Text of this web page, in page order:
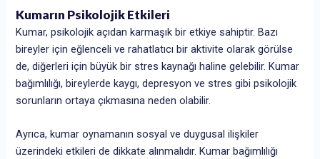
Kumarın Psikolojik Etkileri
Kumar, psikolojik açıdan karmaşık bir etkiye sahiptir. Bazı
bireyler için eğlenceli ve rahatlatıcı bir aktivite olarak görülse
de, diğerleri için büyük bir stres kaynağı haline gelebilir. Kumar
bağımlılığı, bireylerde kaygı, depresyon ve stres gibi psikolojik
sorunların ortaya çıkmasına neden olabilir.
Ayrıca, kumar oynamanın sosyal ve duygusal ilişkiler
üzerindeki etkileri de dikkate alınmalıdır. Kumar bağımlılığı